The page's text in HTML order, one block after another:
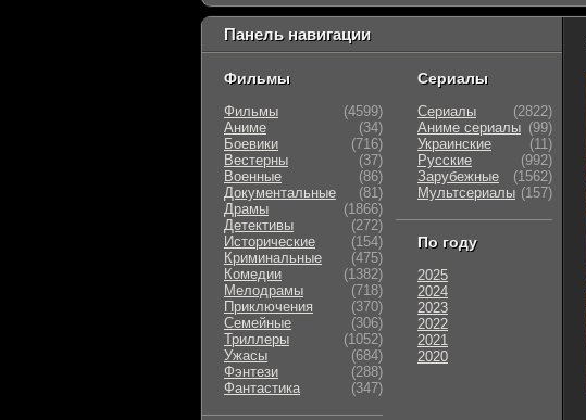
Панель навигации
Фильмы
Фильмы
(4599)
Аниме
(34)
Боевики
(716)
Вестерны
(37)
Военные
(86)
Документальные
(81)
Драмы
(1866)
Детективы
(272)
Исторические
(154)
Криминальные
(475)
Комедии
(1382)
Мелодрамы
(718)
Приключения
(370)
Семейные
(306)
Триллеры
(1052)
Ужасы
(684)
Фэнтези
(288)
Фантастика
(347)
Сериалы
Сериалы
(2822)
Аниме сериалы (99)
Украинские
(11)
Русские
(992)
Зарубежные
(1562)
Мультсериалы (157)
По году
2025
2024
2023
2022
2021
2020